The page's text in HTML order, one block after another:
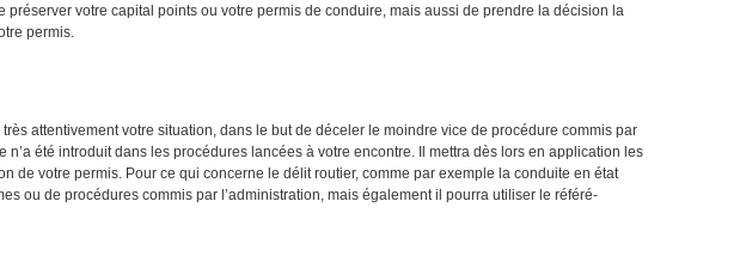
votre capital points ou votre permis de conduire, mais aussi de prendre la décision la
permis.
attentivement votre situation, dans le but de déceler le moindre vice de procédure commis par
n’a été introduit dans les procédures lancées à votre encontre. Il mettra dès lors en application les
de votre permis. Pour ce qui concerne le délit routier, comme par exemple la conduite en état
ou de procédures commis par l’administration, mais également il pourra utiliser le référé-